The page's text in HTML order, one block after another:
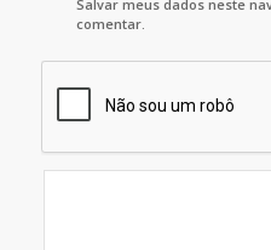
Salvar meus dados neste
comentar.